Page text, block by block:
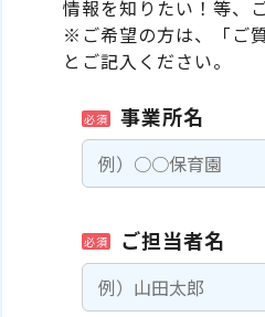
情報を知りたい！等、
※ご希望の方は、「ご
とご記入ください。
必須 事業所名
必須 ご担当者名